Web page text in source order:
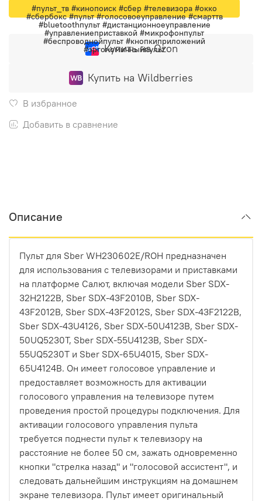
Купить на Ozon
Купить на Wildberries
В избранное
Добавить в сравнение
#пульт_тв #кинопоиск #сбер #телевизора #окко
#сбербокс #пульт #голосовоеуправление #смарттв
#bluetoothпульт #дистанционноеуправление
#управлениеприставкой #микрофонпульт
#беспроводнойпульт #кнопкиприложений
#эргономичныйпульт
Описание
Пульт для Sber WH230602E/ROH предназначен
для использования с телевизорами и приставками
на платформе Салют, включая модели Sber SDX-
32H2122B, Sber SDX-43F2010B, Sber SDX-
43F2012B, Sber SDX-43F2012S, Sber SDX-43F2122B,
Sber SDX-43U4126, Sber SDX-50U4123B, Sber SDX-
50UQ5230T, Sber SDX-55U4123B, Sber SDX-
55UQ5230T и Sber SDX-65U4015, Sber SDX-
65U4124B. Он имеет голосовое управление и
предоставляет возможность для активации
голосового управления на телевизоре путем
проведения простой процедуры подключения. Для
активации голосового управления пульта
требуется поднести пульт к телевизору на
расстояние не более 50 см, зажать одновременно
кнопки "стрелка назад" и "голосовой ассистент", и
следовать дальнейшим инструкциям на домашнем
экране телевизора. Пульт имеет оригинальный